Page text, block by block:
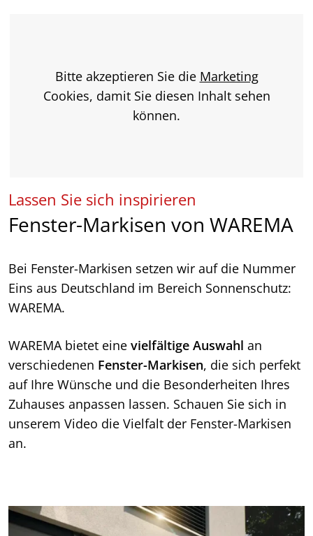
Bitte akzeptieren Sie die Marketing
Cookies, damit Sie diesen Inhalt sehen
können.
Lassen Sie sich inspirieren
Fenster-Markisen von WAREMA
Bei Fenster-Markisen setzen wir auf die Nummer
Eins aus Deutschland im Bereich Sonnenschutz:
WAREMA.
WAREMA bietet eine vielfältige Auswahl an
verschiedenen Fenster-Markisen, die sich perfekt
auf Ihre Wünsche und die Besonderheiten Ihres
Zuhauses anpassen lassen. Schauen Sie sich in
unserem Video die Vielfalt der Fenster-Markisen
an.